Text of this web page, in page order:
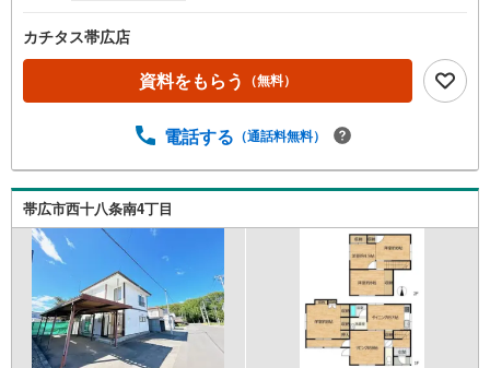
る
カチタス帯広店
資料をもらう （無料）
電話する （通話料無料）
帯広市西十八条南4丁目